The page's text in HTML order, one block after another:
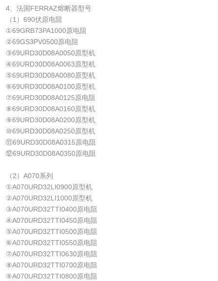
4、法国FERRAZ熔断器型号
（1）690伏原电阻
①69GRB73PA1000原电阻
②69GS3PV0500原电阻
③69URD30D08A0050原型机
④69URD30D08A0063原型机
⑤69URD30D08A0080原型机
⑥69URD30D08A0100原型机
⑦69URD30D08A0125原电阻
⑧69URD30D08A0160原型机
⑨69URD30D08A0200原型机
⑩69URD30D08A0250原型机
⑪69URD30D08A0315原电阻
⑫69URD30D08A0350原电阻
（2）A070系列
①A070URD32LI0900原型机
②A070URD32LI1000原型机
③A070URD32TTI0400原电阻
④A070URD32TTI0450原电阻
⑤A070URD32TTI0500原电阻
⑥A070URD32TTI0550原电阻
⑦A070URD32TTI0630原电阻
⑧A070URD32TTI0700原电阻
⑨A070URD32TTI0800原电阻